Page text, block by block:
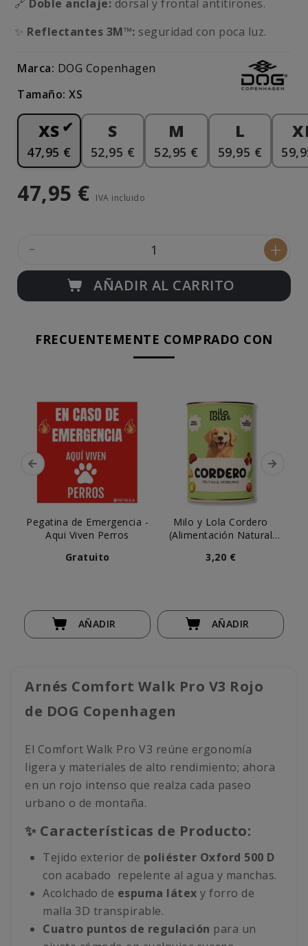
🔗 Doble anclaje: dorsal y frontal antitirones.
✨ Reflectantes 3M™: seguridad con poca luz.
Marca: DOG Copenhagen
Tamaño: XS
XS
47,95 €
S
52,95 €
M
52,95 €
L
59,95 €
47,95 € IVA incluido
- +
AÑADIR AL CARRITO
FRECUENTEMENTE COMPRADO CON
Pegatina de Emergencia -
Aqui Viven Perros
Gratuito
AÑADIR
Milo y Lola Cordero
(Alimentación Natural
3,20 €
AÑADIR
Arnés Comfort Walk Pro V3 Rojo
de DOG Copenhagen
El Comfort Walk Pro V3 reúne ergonomía
ligera y materiales de alto rendimiento; ahora
en un rojo intenso que realza cada paseo
urbano o de montaña.
✨ Características de Producto:
Tejido exterior de poliéster Oxford 500 D
con acabado repelente al agua y manchas.
Acolchado de espuma látex y forro de
malla 3D transpirable.
Cuatro puntos de regulación para un